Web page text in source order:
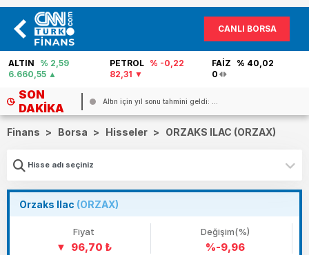
CANLI BORSA
PETROL
% -0,22
82,31
FAİZ % 40,02
0
GÜMÜŞ
% 3,34
97,25
SON
DAKIKA
Altın için yıl sonu tahmini geldi: ...
Finans > Borsa > Hisseler > ORZAKS ILAC (ORZAX)
Orzaks Ilac (ORZAX)
Fiyat
96,70 ₺
Değişim(%)
%-9,96